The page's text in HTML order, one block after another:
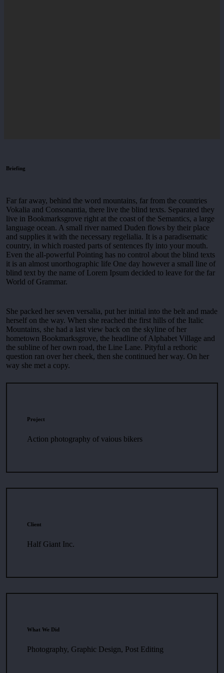
Briefing
Far far away, behind the word mountains, far from the countries
Vokalia and Consonantia, there live the blind texts. Separated they
live in Bookmarksgrove right at the coast of the Semantics, a large
language ocean. A small river named Duden flows by their place
and supplies it with the necessary regelialia. It is a paradisematic
country, in which roasted parts of sentences fly into your mouth.
Even the all-powerful Pointing has no control about the blind texts
it is an almost unorthographic life One day however a small line of
blind text by the name of Lorem Ipsum decided to leave for the far
World of Grammar.
She packed her seven versalia, put her initial into the belt and made
herself on the way. When she reached the first hills of the Italic
Mountains, she had a last view back on the skyline of her
hometown Bookmarksgrove, the headline of Alphabet Village and
the subline of her own road, the Line Lane. Pityful a rethoric
question ran over her cheek, then she continued her way. On her
way she met a copy.
Project
Action photography of vaious bikers
Client
Half Giant Inc.
What We Did
Photography, Graphic Design, Post Editing